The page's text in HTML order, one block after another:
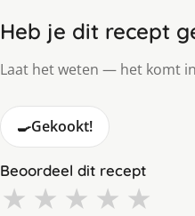
Heb je dit recept
Laat het weten — het komt
🍳Gekookt!
Beoordeel dit recept
★ ★ ★ ★ ★